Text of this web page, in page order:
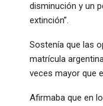
disminución y un
extinción”.
Sostenía que las
matrícula
veces mayor que
Afirmaba que en